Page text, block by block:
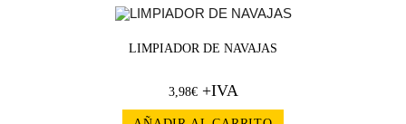
LIMPIADOR DE NAVAJAS
3,98€+IVA